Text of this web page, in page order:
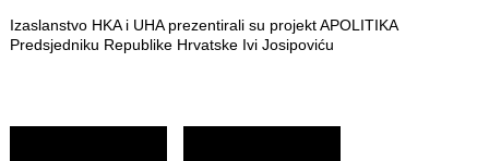
Izaslanstvo HKA i UHA prezentirali su projekt APOLITIKA
Predsjedniku Republike Hrvatske Ivi Josipoviću